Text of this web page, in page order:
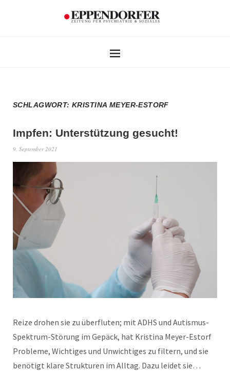
SCHLAGWORT:KRISTINA MEYER-ESTORF
Impfen: Unterstützung gesucht!
9. September 2021
Reize drohen sie zu überfluten; mit ADHS und Autismus-
Spektrum-Störung im Gepäck, hat Kristina Meyer-Estorf
Probleme, Wichtiges und Unwichtiges zu filtern, und sie
benötigt klare Strukturen im Alltag. Dazu leidet sie…